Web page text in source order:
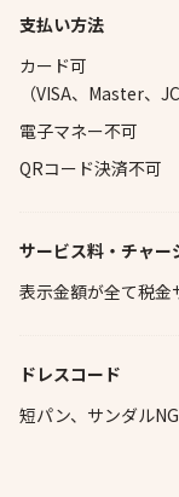
支払い方法
カード可
（VISA、Master、
電子マネー不可
QRコード決済不可
サービス料・チャー
表示金額が全て税金
ドレスコード
短パン、サンダルNG